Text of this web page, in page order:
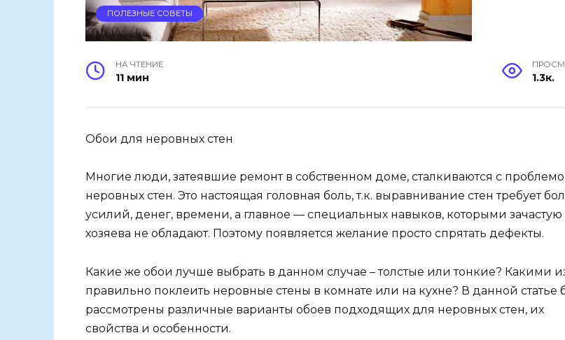
ПОЛЕЗНЫЕ СОВЕТЫ
НА ЧТЕНИЕ
11 мин 1.3к.
Обои для неровных стен
Многие люди, затеявшие ремонт в собственном доме, сталкиваются с
неровных стен. Это настоящая головная боль, т.к. выравнивание стен требует
усилий, денег, времени, а главное — специальных навыков, которыми зачастую
хозяева не обладают. Поэтому появляется желание просто спрятать дефекты.
Какие же обои лучше выбрать в данном случае – толстые или тонкие? Какими
правильно поклеить неровные стены в комнате или на кухне? В данной статье
рассмотрены различные варианты обоев подходящих для неровных стен, их
свойства и особенности.